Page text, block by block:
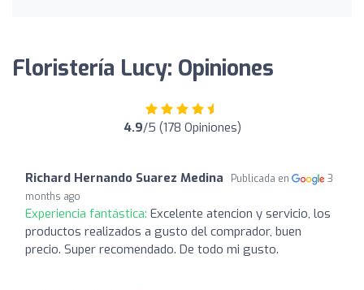
Floristería Lucy: Opiniones
4.9/5 (178 Opiniones)
Richard Hernando Suarez Medina Publicada en
3
months ago
Experiencia fantástica: Excelente atencion y servicio, los
productos realizados a gusto del comprador, buen
precio. Super recomendado. De todo mi gusto.